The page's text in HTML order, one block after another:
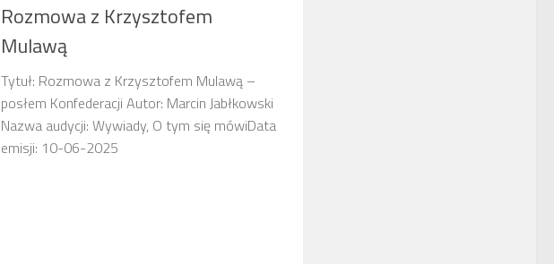
Rozmowa z Krzysztofem
Mulawą
Tytuł: Rozmowa z Krzysztofem Mulawą –
posłem Konfederacji Autor: Marcin Jabłkowski
Nazwa audycji: Wywiady, O tym się mówiData
emisji: 10-06-2025